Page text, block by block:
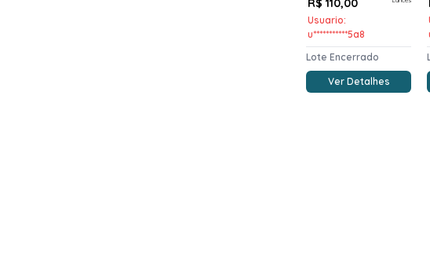
Usuario:
u***********5a8
Lote Encerrado
Ver Detalhes